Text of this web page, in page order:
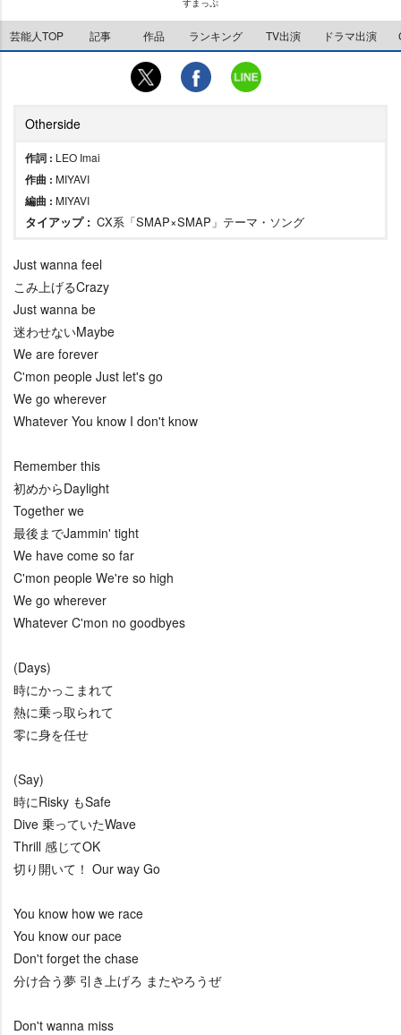
e
すまっぷ
芸能人TOP 記事 作品 ランキング TV出演 ドラマ出演
Otherside
作詞 : LEO Imai
作曲 : MIYAVI
編曲 : MIYAVI
タイアップ : CX系「SMAP×SMAP」テーマ・ソング
Just wanna feel
こみ上げるCrazy
Just wanna be
迷わせないMaybe
We are forever
C'mon people Just let's go
We go wherever
Whatever You know I don't know
Remember this
初めからDaylight
Together we
最後までJammin' tight
We have come so far
C'mon people We're so high
We go wherever
Whatever C'mon no goodbyes
(Days)
時にかっこまれて
熱に乗っ取られて
零に身を任せ
(Say)
時にRisky もSafe
Dive 乗っていたWave
Thrill 感じてOK
切り開いて！ Our way Go
You know how we race
You know our pace
Don't forget the chase
分け合う夢 引き上げろ またやろうぜ
Don't wanna miss